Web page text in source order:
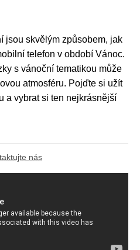
jsou skvělým způsobem, jak
telefon v období Vánoc.
s vánoční tematikou může
atmosféru. Pojďte si užít
a vybrat si ten nejkrásnější
nás